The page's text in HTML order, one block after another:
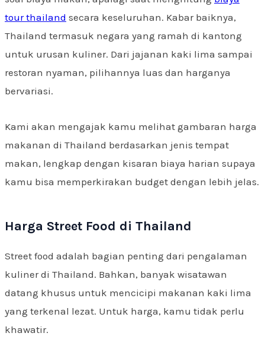
tour thailand secara keseluruhan. Kabar baiknya,
Thailand termasuk negara yang ramah di kantong
untuk urusan kuliner. Dari jajanan kaki lima sampai
restoran nyaman, pilihannya luas dan harganya
bervariasi.
Kami akan mengajak kamu melihat gambaran harga
makanan di Thailand berdasarkan jenis tempat
makan, lengkap dengan kisaran biaya harian supaya
kamu bisa memperkirakan budget dengan lebih jelas.
Harga Street Food di Thailand
Street food adalah bagian penting dari pengalaman
kuliner di Thailand. Bahkan, banyak wisatawan
datang khusus untuk mencicipi makanan kaki lima
yang terkenal lezat. Untuk harga, kamu tidak perlu
khawatir.